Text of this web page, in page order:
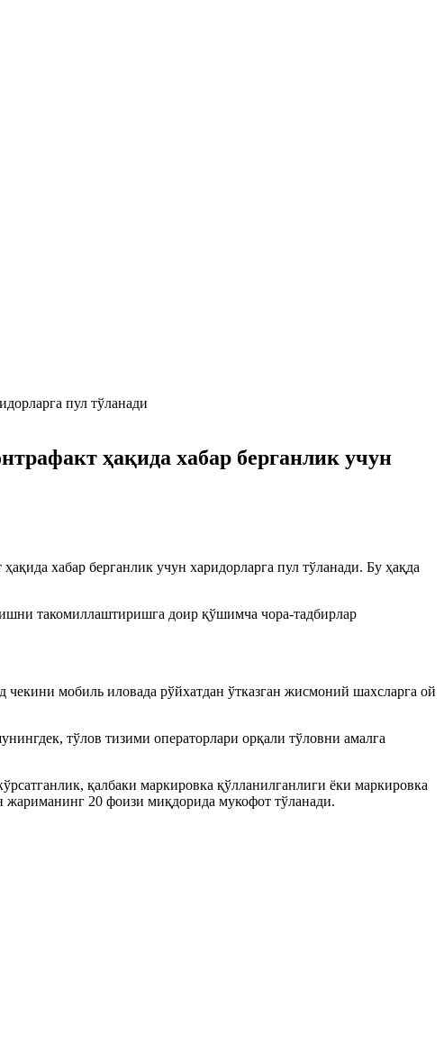
ҳақида хабар берганлик учун
хабар берганлик учун харидорларга пул тўланади. Бу ҳақда
такомиллаштиришга доир қўшимча чора-тадбирлар
мобиль иловада рўйхатдан ўтказган жисмоний шахсларга ой
тўлов тизими операторлари орқали тўловни амалга
қалбаки маркировка қўлланилганлиги ёки маркировка
жариманинг 20 фоизи миқдорида мукофот тўланади.